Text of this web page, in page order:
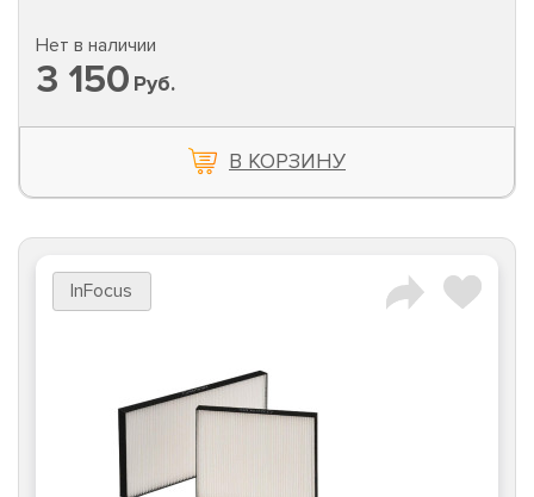
Нет в наличии
3 150 Руб.
В КОРЗИНУ
InFocus